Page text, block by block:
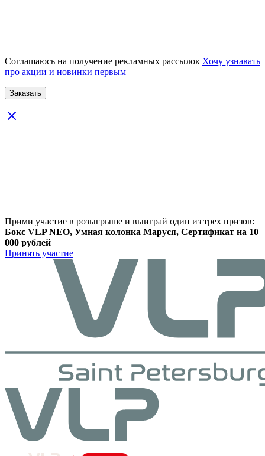
Соглашаюсь на получение рекламных рассылок Хочу узнавать
про акции и новинки первым
Прими участие в розыгрыше и выиграй один из трех призов:
Бокс VLP NEO, Умная колонка Маруся, Сертификат на 10
000 рублей
Принять участие